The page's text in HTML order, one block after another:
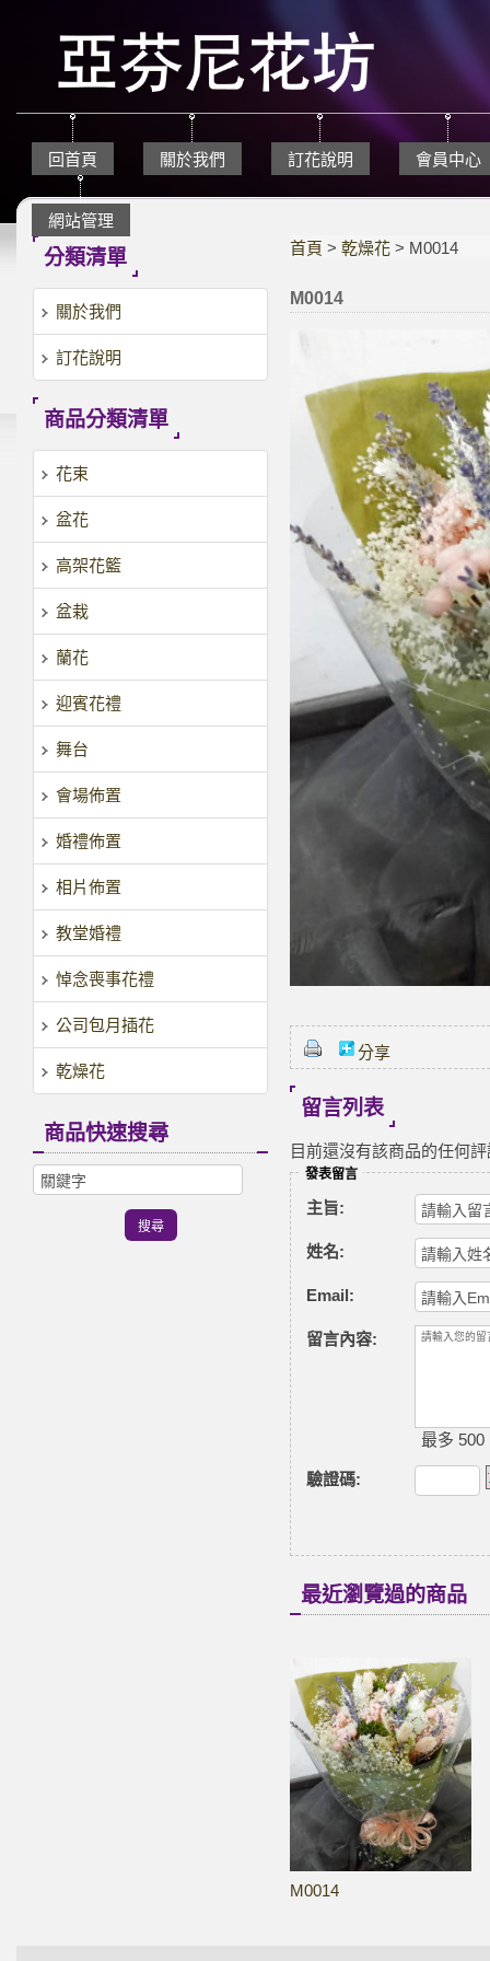
回首頁 關於我們 訂花說明 會員中心
網站管理
分類清單
關於我們
訂花說明
商品分類清單
花束
盆花
高架花籃
盆栽
蘭花
迎賓花禮
舞台
會場佈置
婚禮佈置
相片佈置
教堂婚禮
悼念喪事花禮
公司包月插花
乾燥花
商品快速搜尋
首頁 >乾燥花 > M0014
M0014
分享
留言列表
目前還沒有該商品的任何
發表留言
主旨:
姓名:
Email:
留言內容:
最多 500
驗證碼:
最近瀏覽過的商品
M0014